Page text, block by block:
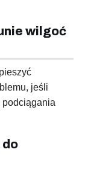
wilgoć
jeśli
do